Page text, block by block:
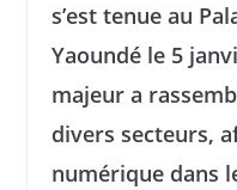
s’est tenue au
Yaoundé le 5
majeur a
divers secteurs,
numérique dans